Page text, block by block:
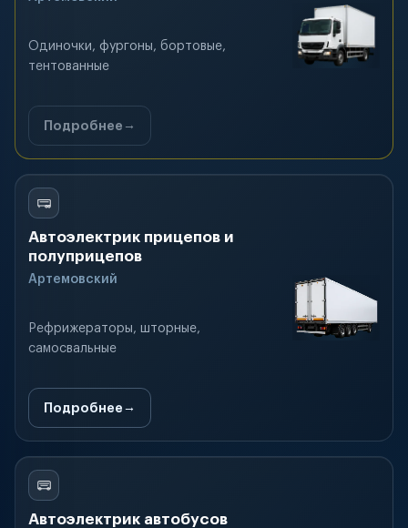
Одиночки, фургоны, бортовые,
тентованные
Подробнее
Автоэлектрик прицепов и
полуприцепов
Артемовский
Рефрижераторы, шторные,
самосвальные
Подробнее
Автоэлектрик автобусов